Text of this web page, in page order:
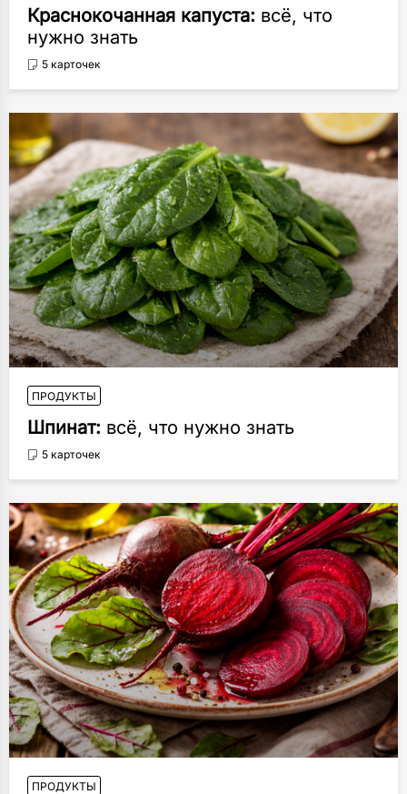
Краснокочанная капуста: всё, что
нужно знать
5 карточек
ПРОДУКТЫ
Шпинат: всё, что нужно знать
5 карточек
ПРОДУКТЫ